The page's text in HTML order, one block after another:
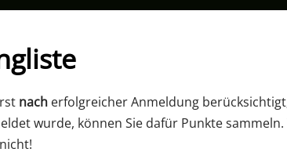
nach erfolgreicher Anmeldung
wurde, können Sie dafür Punkte